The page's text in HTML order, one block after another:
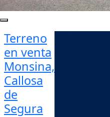
Terreno
en venta
Monsina,
Callosa
de
Segura